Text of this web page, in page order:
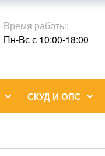
Время работы:
Пн-Вс с 10:00-18:00
СКУД И ОПС